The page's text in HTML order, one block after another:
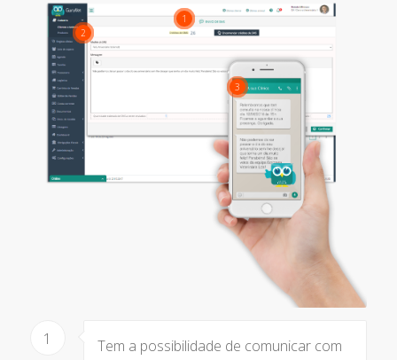
1
2
3
1
Tem a possibilidade de comunicar com